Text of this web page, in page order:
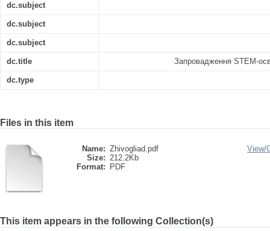
dc.subject
dc.subject
dc.subject
dc.title Запровадження STEM-
dc.type
Files in this item
Name: Zhivogliad.pdf
Size: 212.2Kb
Format:
PDF
View/
This item appears in the following Collection(s)